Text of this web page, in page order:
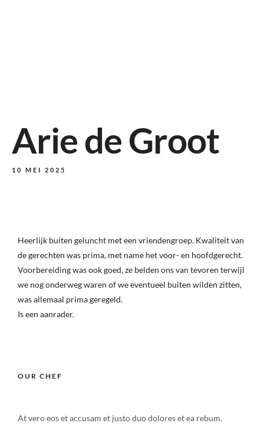
Arie de Groot
10 MEI 2025
Heerlijk buiten geluncht met een vriendengroep. Kwaliteit van
de gerechten was prima, met name het voor- en hoofdgerecht.
Voorbereiding was ook goed, ze belden ons van tevoren terwijl
we nog onderweg waren of we eventueel buiten wilden zitten,
was allemaal prima geregeld.
Is een aanrader.
OUR CHEF
At vero eos et accusam et justo duo dolores et ea rebum.